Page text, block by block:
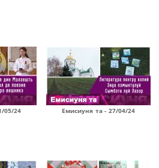
05/24 Емисиуня та - 27/04/24